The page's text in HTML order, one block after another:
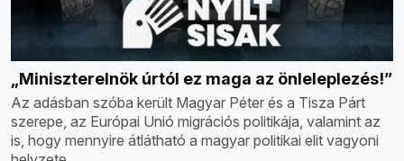
„Miniszterelnök úrtól ez maga az önleleplezés!”
Az adásban szóba került Magyar Péter és a Tisza Párt
szerepe, az Európai Unió migrációs politikája, valamint az
is, hogy mennyire átlátható a magyar politikai elit vagyoni